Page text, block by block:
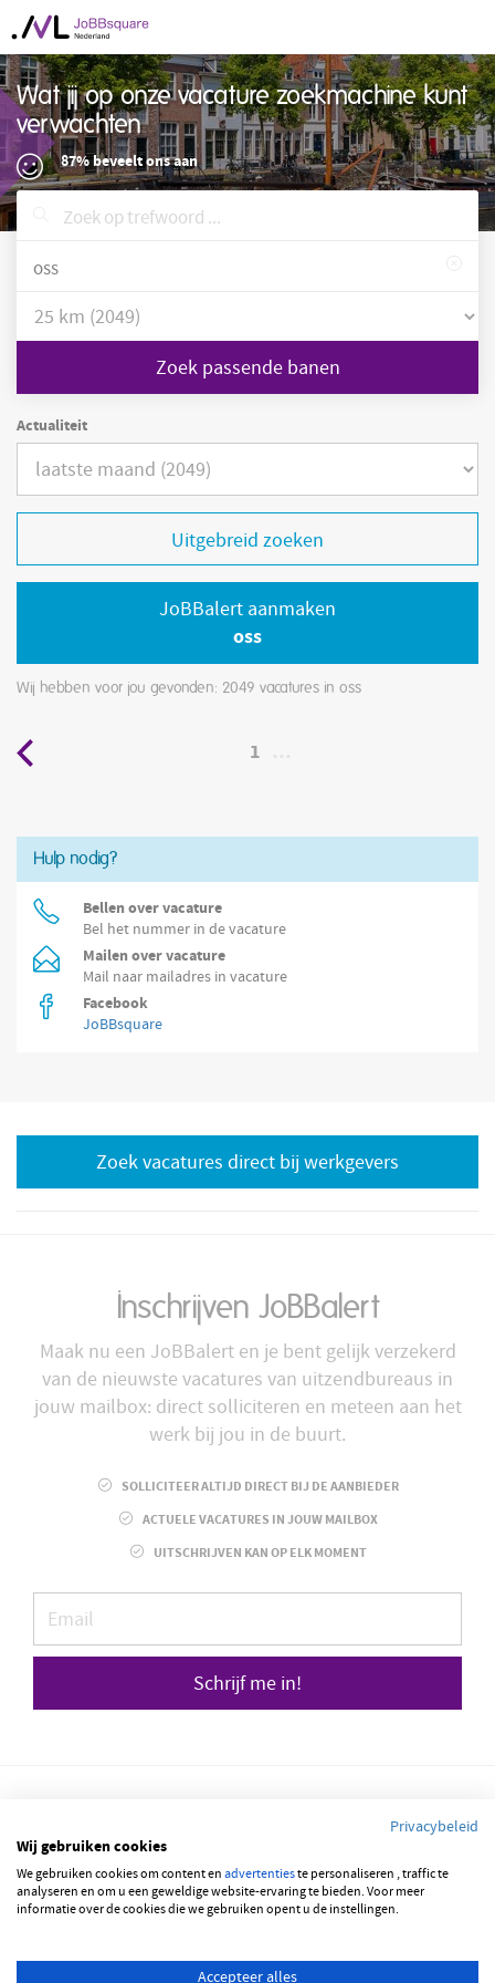
Wat jij op onze vacature zoekmachine kunt
verwachten
87% beveelt ons aan
Zoek passende banen
Actualiteit
Uitgebreid zoeken
JoBBalert aanmaken
oss
Wij hebben voor jou gevonden: 2049 vacatures in oss
1
Hulp nodig?
Bellen over vacature
Bel het nummer in de vacature
Mailen over vacature
Mail naar mailadres in vacature
Facebook
JoBBsquare
Zoek vacatures direct bij werkgevers
Inschrijven JoBBalert
Maak nu een JoBBalert en je bent gelijk verzekerd
van de nieuwste vacatures van uitzendbureaus in
jouw mailbox: direct solliciteren en meteen aan het
werk bij jou in de buurt.
SOLLICITEER ALTIJD DIRECT BIJ DE AANBIEDER
ACTUELE VACATURES IN JOUW MAILBOX
UITSCHRIJVEN KAN OP ELK MOMENT
Schrijf me in!
© 2026 JOBBSQUARE
NEDERLANDS ENGLISH
Privacybeleid
Wij gebruiken cookies
We gebruiken cookies om content en advertentieste personaliseren , traffic te
analyseren en om u een geweldige website-ervaring te bieden. Voor meer
informatie over de cookies die we gebruiken opent u de instellingen.
Accepteer alles